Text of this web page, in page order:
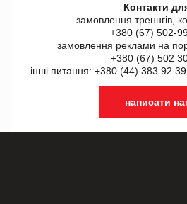
Контакти
замовлення треннгів,
+380 (67) 502-
замовлення реклами на
+380 (67) 502
інші питання: +380 (44) 383 92
написати